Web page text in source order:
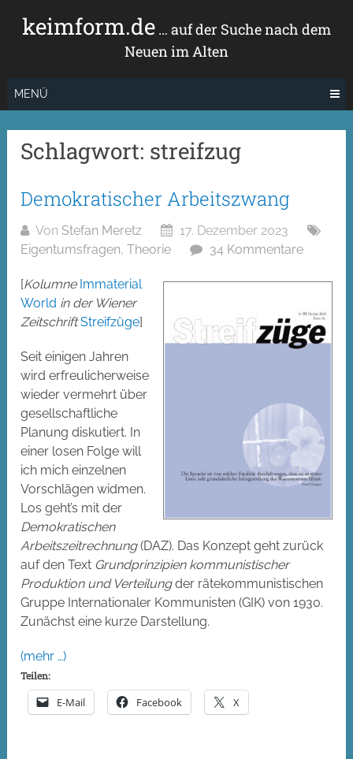
Inhaltkeimform.de… auf der Suche nach dem
Neuen im Alten
MENÜ
Schlagwort: streifzug
Demokratischer Arbeitszwang
Von Stefan Meretz
17. Dezember 2023
Eigentumsfragen,Theorie 34 Kommentare
[Kolumne Immaterial
World in der Wiener
Zeitschrift Streifzüge]
Seit einigen Jahren
wird erfreulicherweise
wieder vermehrt über
gesellschaftliche
Planung diskutiert. In
einer losen Folge will
ich mich einzelnen
Vorschlägen widmen.
Los geht’s mit der
Demokratischen
Arbeitszeitrechnung(DAZ). Das Konzept geht zurück
auf den Text Grundprinzipien kommunistischer
Produktion und Verteilungder rätekommunistischen
Gruppe Internationaler Kommunisten (GIK) von 1930.
Zunächst eine kurze Darstellung.
(mehr …)
Teilen:
E-Mail Facebook X